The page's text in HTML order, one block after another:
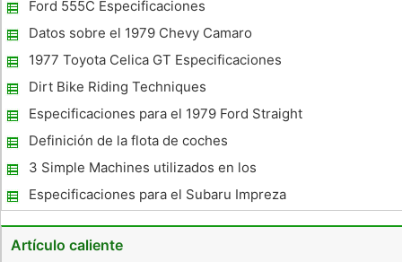
Ford 555C Especificaciones
Datos sobre el 1979 Chevy Camaro
1977 Toyota Celica GT Especificaciones
Dirt Bike Riding Techniques
Especificaciones para el 1979 Ford Straight
6 300
Definición de la flota de coches
3 Simple Machines utilizados en los
automóviles
Especificaciones para el Subaru Impreza
1996
Artículo caliente